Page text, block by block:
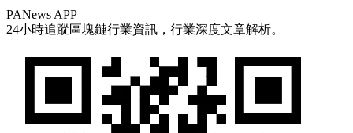
PANews APP
24小時追蹤區塊鏈行業資訊，行業深度文章解析。